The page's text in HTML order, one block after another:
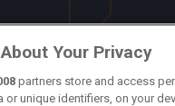
Your Privacy
partners store and access
or unique identifiers, on your